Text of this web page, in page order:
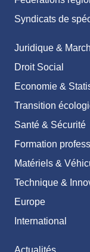
Syndicats de
Juridique &
Droit Social
Economie &
Transition
Santé & Sécurité
Formation
Matériels &
Technique &
Europe
International
Actualités